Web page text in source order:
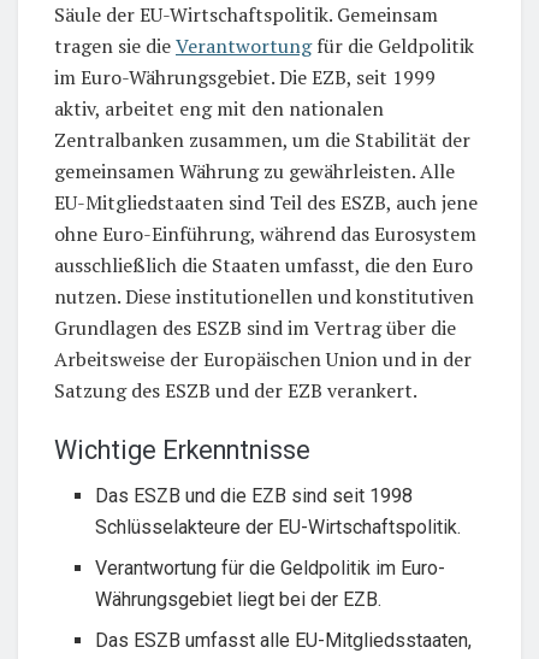
Säule der EU-Wirtschaftspolitik. Gemeinsam
tragen sie dieVerantwortungfür die Geldpolitik
im Euro-Währungsgebiet. Die EZB, seit 1999
aktiv, arbeitet eng mit den nationalen
Zentralbanken zusammen, um die Stabilität der
gemeinsamen Währung zu gewährleisten. Alle
EU-Mitgliedstaaten sind Teil des ESZB, auch jene
ohne Euro-Einführung, während das Eurosystem
ausschließlich die Staaten umfasst, die den Euro
nutzen. Diese institutionellen und konstitutiven
Grundlagen des ESZB sind im Vertrag über die
Arbeitsweise der Europäischen Union und in der
Satzung des ESZB und der EZB verankert.
Wichtige Erkenntnisse
Das ESZB und die EZB sind seit 1998
Schlüsselakteure der EU-Wirtschaftspolitik.
Verantwortung für die Geldpolitik im Euro-
Währungsgebiet liegt bei der EZB.
Das ESZB umfasst alle EU-Mitgliedsstaaten,